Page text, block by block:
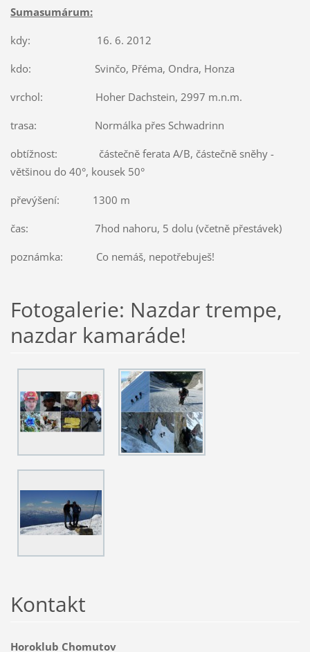
Sumasumárum:
kdy: 16. 6. 2012
kdo: Svinčo, Přéma, Ondra, Honza
vrchol: Hoher Dachstein, 2997 m.n.m.
trasa: Normálka přes Schwadrinn
obtížnost: částečně ferata A/B, částečně sněhy -
většinou do 40°, kousek 50°
převýšení: 1300 m
čas: 7hod nahoru, 5 dolu (včetně přestávek)
poznámka: Co nemáš, nepotřebuješ!
Fotogalerie: Nazdar trempe,
nazdar kamaráde!
Kontakt
Horoklub Chomutov